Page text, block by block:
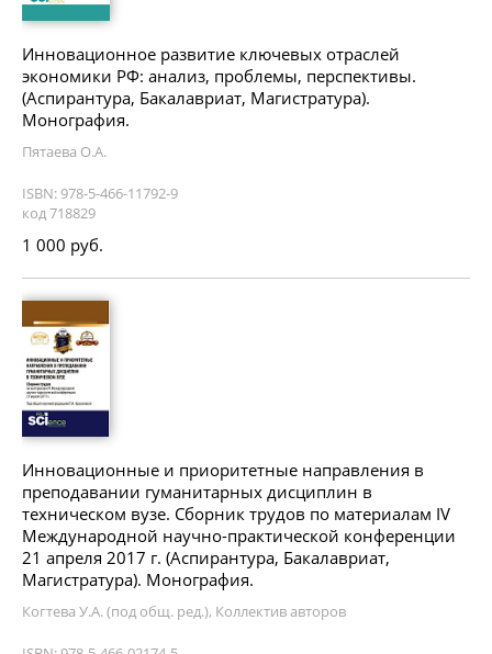
Инновационное развитие ключевых отраслей
экономики РФ: анализ, проблемы, перспективы.
(Аспирантура, Бакалавриат, Магистратура).
Монография.
Пятаева О.А.
ISBN: 978-5-466-11792-9
код 718829
1 000 руб.
Инновационные и приоритетные направления в
преподавании гуманитарных дисциплин в
техническом вузе. Сборник трудов по материалам IV
Международной научно-практической конференции
21 апреля 2017 г. (Аспирантура, Бакалавриат,
Магистратура). Монография.
Когтева У.А. (под общ. ред.), Коллектив авторов